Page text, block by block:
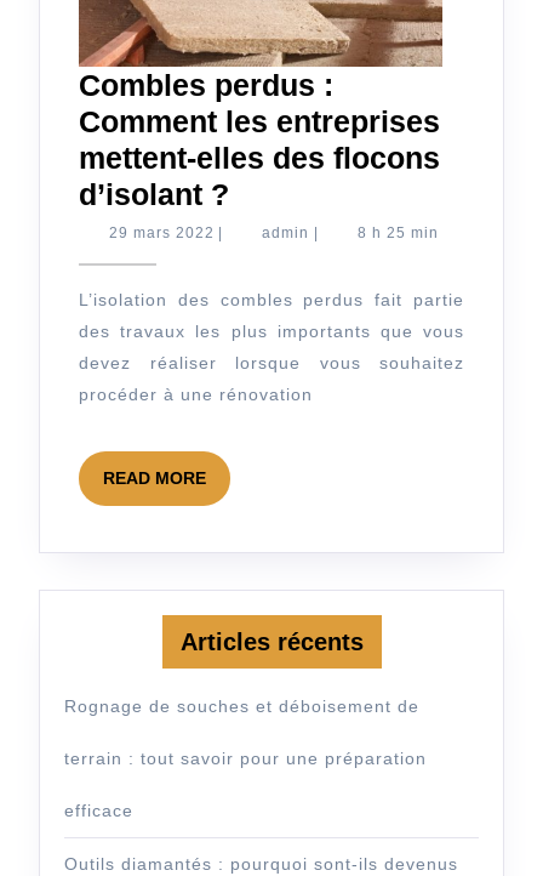
Combles perdus :
Comment les entreprises
mettent-elles des flocons
d’isolant ?
perdus :
les
entreprises
mettent-
elles
flocons
29 mars 2022 29
| admin admin
| 8 h 25 min
L’isolation des combles perdus fait partie
des travaux les plus importants que vous
devez réaliser lorsque vous souhaitez
procéder à une rénovation
READ MOREREAD
MORE
Articles récents
Rognage de souches et déboisement de
terrain : tout savoir pour une préparation
efficace
Outils diamantés : pourquoi sont-ils devenus